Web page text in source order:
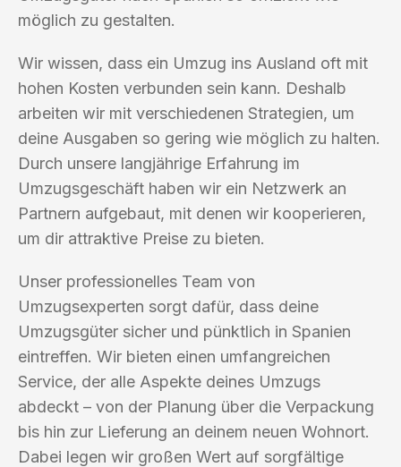
möglich zu gestalten.
Wir wissen, dass ein Umzug ins Ausland oft mit
hohen Kosten verbunden sein kann. Deshalb
arbeiten wir mit verschiedenen Strategien, um
deine Ausgaben so gering wie möglich zu halten.
Durch unsere langjährige Erfahrung im
Umzugsgeschäft haben wir ein Netzwerk an
Partnern aufgebaut, mit denen wir kooperieren,
um dir attraktive Preise zu bieten.
Unser professionelles Team von
Umzugsexperten sorgt dafür, dass deine
Umzugsgüter sicher und pünktlich in Spanien
eintreffen. Wir bieten einen umfangreichen
Service, der alle Aspekte deines Umzugs
abdeckt – von der Planung über die Verpackung
bis hin zur Lieferung an deinem neuen Wohnort.
Dabei legen wir großen Wert auf sorgfältige